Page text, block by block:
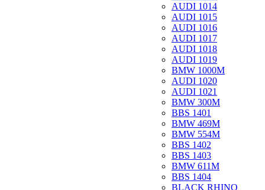
AUDI 1014
AUDI 1015
AUDI 1016
AUDI 1017
AUDI 1018
AUDI 1019
BMW 1000M
AUDI 1020
AUDI 1021
BMW 300M
BBS 1401
BMW 469M
BMW 554M
BBS 1402
BBS 1403
BMW 611M
BBS 1404
BLACK RHINO